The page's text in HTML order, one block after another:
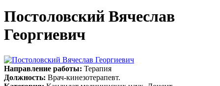
Постоловский Вячеслав
Георгиевич
Направление работы: Терапия
Должность: Врач-кинезотерапевт.